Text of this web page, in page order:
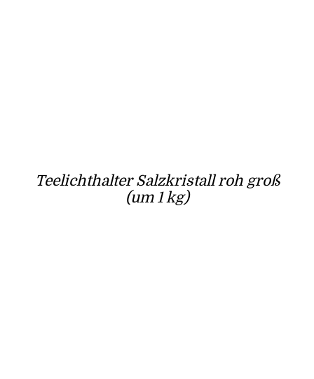
Teelichthalter Salzkristall roh groß
(um 1 kg)